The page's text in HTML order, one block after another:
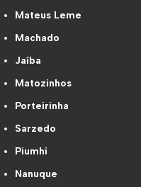
Mateus Leme
Machado
Jaíba
Matozinhos
Porteirinha
Sarzedo
Piumhi
Nanuque